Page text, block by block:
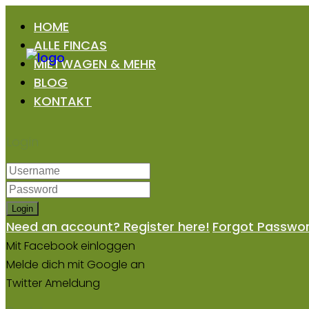
HOME
ALLE FINCAS
MIETWAGEN & MEHR
BLOG
KONTAKT
Login
Login
Need an account? Register here! Forgot
Mit Facebook einloggen
Melde dich mit Google an
Twitter Ameldung